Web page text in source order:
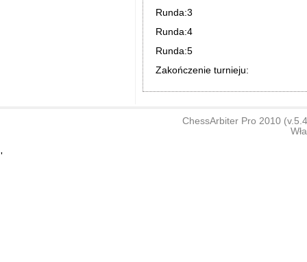
Runda:3
Runda:4
Runda:5
Zakończenie turnieju:
ChessArbiter Pro 2010
'